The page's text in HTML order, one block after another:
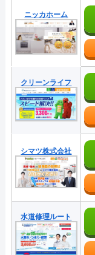
ニッカホーム
クリーンライフ
シマツ株式会社
水道修理ルート